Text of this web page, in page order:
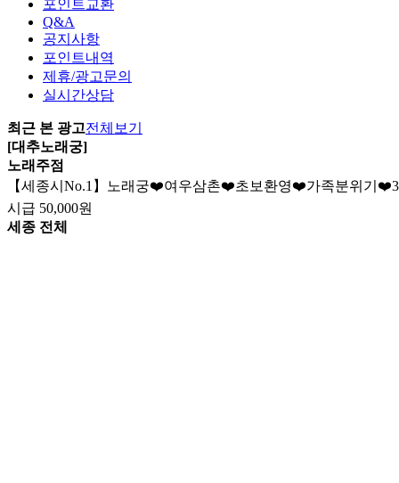
포인트교환
Q&A
공지사항
포인트내역
제휴/광고문의
실시간상담
최근 본 광고전체보기
[대추노래궁]
노래주점
【세종시No.1】노래궁❤️여우삼촌❤️초보환영❤️가족분위기
시급 50,000원
세종 전체